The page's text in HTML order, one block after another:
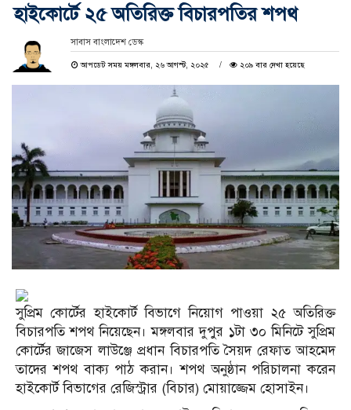
হাইকোর্টে ২৫ অতিরিক্ত বিচারপতির শপথ
সাবাস বাংলাদেশ ডেস্ক
আপডেট সময় মঙ্গলবার, ২৬ আগস্ট, ২০২৫ ২০৯ বার দেখা হয়েছে
সুপ্রিম কোর্টের হাইকোর্ট বিভাগে নিয়োগ পাওয়া ২৫ অতিরিক্ত
বিচারপতি শপথ নিয়েছেন। মঙ্গলবার দুপুর ১টা ৩০ মিনিটে সুপ্রিম
কোর্টের জাজেস লাউঞ্জে প্রধান বিচারপতি সৈয়দ রেফাত আহমেদ
তাদের শপথ বাক্য পাঠ করান। শপথ অনুষ্ঠান পরিচালনা করেন
হাইকোর্ট বিভাগের রেজিস্ট্রার (বিচার) মোয়াজ্জেম হোসাইন।